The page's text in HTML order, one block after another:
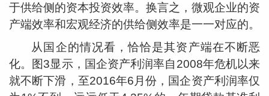
于供给侧的资本投资效率。换言之，微观企业的资
产端效率和宏观经济的供给侧效率是一一对应的。
从国企的情况看，恰恰是其资产端在不断恶
化。图3显示，国企资产利润率自2008年危机以来
就不断下滑，至2016年6月份，国企资产利润率仅